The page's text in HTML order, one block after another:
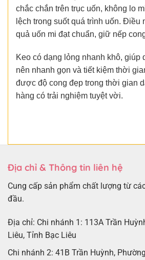
chắc chắn trên trục uốn, không lo
lệch trong suốt quá trình uốn. Điều
quả uốn mi đạt chuẩn, giữ nếp
Keo có dạng lỏng nhanh khô, giúp
nên nhanh gọn và tiết kiệm thời
được độ cong đẹp trong thời gian
hàng có trải nghiệm tuyệt vời.
Địa chỉ & Thông tin liên hệ
Cung cấp sản phẩm chất lượng từ
đầu.
Địa chỉ: Chi nhánh 1: 113A Trần
Liêu, Tỉnh Bạc Liêu
Chi nhánh 2: 41B Trần Huỳnh,